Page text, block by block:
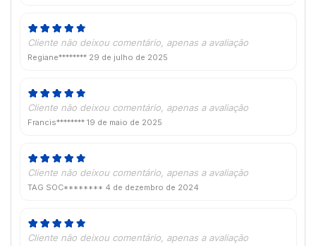
Cliente não deixou comentário, apenas a avaliação
Regiane******** 29 de julho de 2025
Cliente não deixou comentário, apenas a avaliação
Francis******** 19 de maio de 2025
Cliente não deixou comentário, apenas a avaliação
TAG SOC******** 4 de dezembro de 2024
Cliente não deixou comentário, apenas a avaliação